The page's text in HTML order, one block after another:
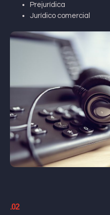
Prejurídica
Jurídico comercial
.02